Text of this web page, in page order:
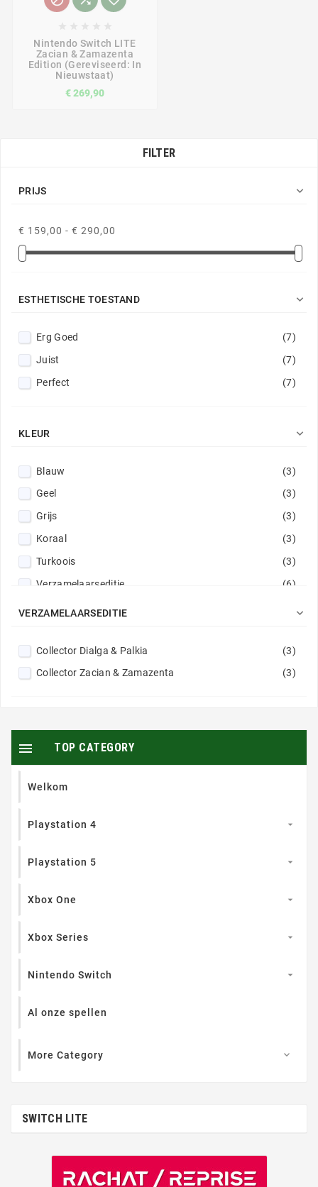
Nintendo Switch LITE
Zacian & Zamazenta
Edition (gereviseerd: In
Nieuwstaat)
€ 269,90
FILTER
PRIJS 
€ 159,00 - € 290,00
ESTHETISCHE TOESTAND 
Erg Goed
(7)
Juist
(7)
Perfect
(7)
KLEUR 
Blauw
(3)
Geel
(3)
Grijs
(3)
Koraal
(3)
Turkoois
(3)
Verzamelaarseditie
(6)
VERZAMELAARSEDITIE 
Collector Dialga & Palkia
(3)
Collector Zacian & Zamazenta
(3)
TOP CATEGORY

Welkom
Playstation 4 
Playstation 5 
Xbox One 
Xbox Series 
Nintendo Switch 
Al onze spellen
More Category 
SWITCH LITE